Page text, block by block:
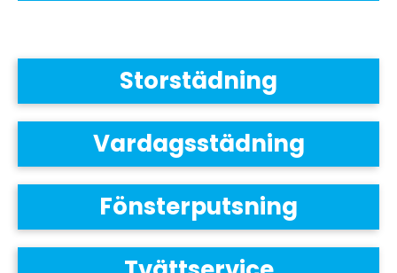
Storstädning
Vardagsstädning
Fönsterputsning